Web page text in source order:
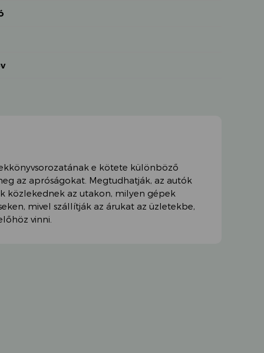
e kötete különböző
az apróságokat. Megtudhatják, az autók
közlekednek az utakon, milyen gépek
mivel szállítják az árukat az üzletekbe,
vinni.